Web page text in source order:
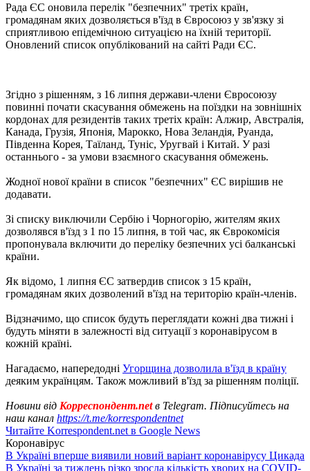
Рада ЄС оновила перелік "безпечних" третіх країн,
громадянам яких дозволяється в'їзд в Євросоюз у зв'язку зі
сприятливою епідемічною ситуацією на їхній території.
Оновлений список опублікований на сайті Ради ЄС.
Згідно з рішенням, з 16 липня держави-члени Євросоюзу
повинні почати скасування обмежень на поїздки на зовнішніх
кордонах для резидентів таких третіх країн: Алжир, Австралія,
Канада, Грузія, Японія, Марокко, Нова Зеландія, Руанда,
Південна Корея, Таїланд, Туніс, Уругвай і Китай. У разі
останнього - за умови взаємного скасування обмежень.
Жодної нової країни в список "безпечних" ЄС вирішив не
додавати.
Зі списку виключили Сербію і Чорногорію, жителям яких
дозволявся в'їзд з 1 по 15 липня, в той час, як Єврокомісія
пропонувала включити до переліку безпечних усі балканські
країни.
Як відомо, 1 липня ЄС затвердив список з 15 країн,
громадянам яких дозволений в'їзд на територію країн-членів.
Відзначимо, що список будуть переглядати кожні два тижні і
будуть міняти в залежності від ситуації з коронавірусом в
кожній країні.
Нагадаємо, напередодні Угорщина дозволила в'їзд в країну
деяким українцям. Також можливий в'їзд за рішенням поліції.
Новини від Корреспондент.netв Telegram. Підписуйтесь на
наш канал https://t.me/korrespondentnet
Читайте Korrespondent.net в Google News
Коронавірус
В Україні вперше виявили новий варіант коронавірусу Цикада
В Україні за тиждень різко зросла кількість хворих на COVID-